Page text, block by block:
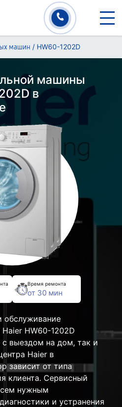
машин / HW60-1202D
машины
в
Время ремонта
от 30 мин
обслуживание
HW60-1202D
с выездом на дом, так и
Haier в
зависит от типа
клиента. Сервисный
нужным
и устранения